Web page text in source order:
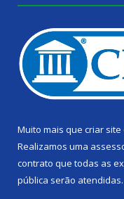
Muito mais que criar site
Realizamos uma
contrato que todas as
pública serão atendidas.